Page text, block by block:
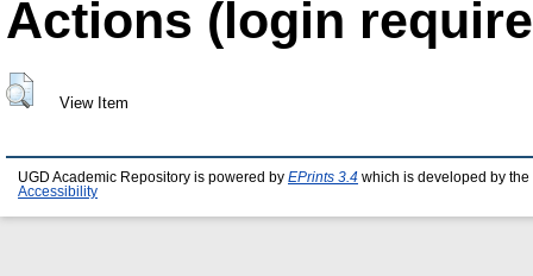
Actions (login
View Item
UGD Academic Repository is powered by EPrints 3.4 which is developed by the
Accessibility